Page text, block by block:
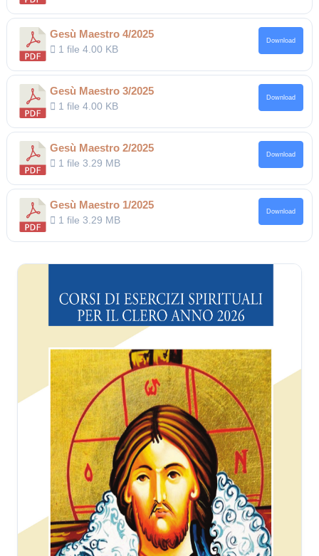
Gesù Maestro 4/2025
1 file4.00 KB
Download
Gesù Maestro 3/2025
1 file4.00 KB
Download
Gesù Maestro 2/2025
1 file3.29 MB
Download
Gesù Maestro 1/2025
1 file3.29 MB
Download